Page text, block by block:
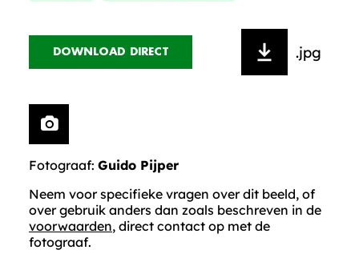
DOWNLOAD DIRECT .jpg
Fotograaf: Guido Pijper
Neem voor specifieke vragen over dit beeld, of
over gebruik anders dan zoals beschreven in de
voorwaarden, direct contact op met de
fotograaf.